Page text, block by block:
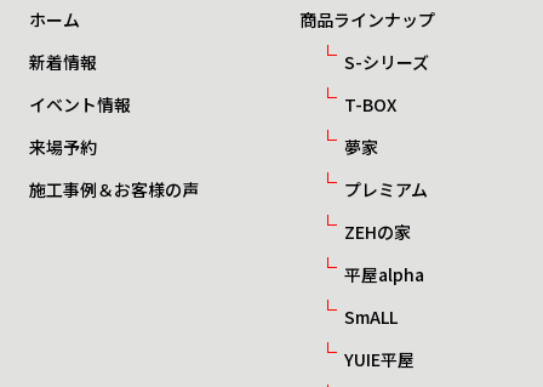
ホーム
新着情報
イベント情報
来場予約
施工事例＆お客様の声
商品ラインナップ
S-シリーズ
T-BOX
夢家
プレミアム
ZEHの家
平屋alpha
SmALL
YUIE平屋